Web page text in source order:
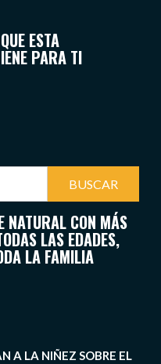
ESTA
PARA TI
NATURAL CON MÁS
LAS EDADES,
LA FAMILIA
A LA NIÑEZ SOBRE EL